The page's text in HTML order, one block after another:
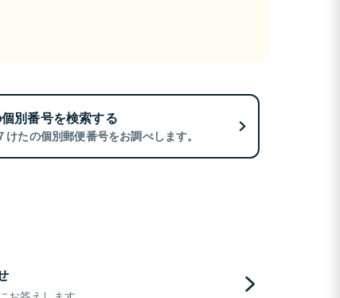
別番号を検索する
けたの個別郵便番号をお調べします。